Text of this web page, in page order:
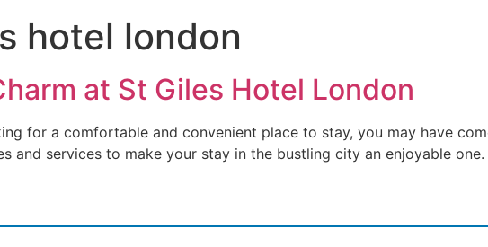
hotel london
at St Giles Hotel London
for a comfortable and convenient place to stay, you may have
and services to make your stay in the bustling city an enjoyable